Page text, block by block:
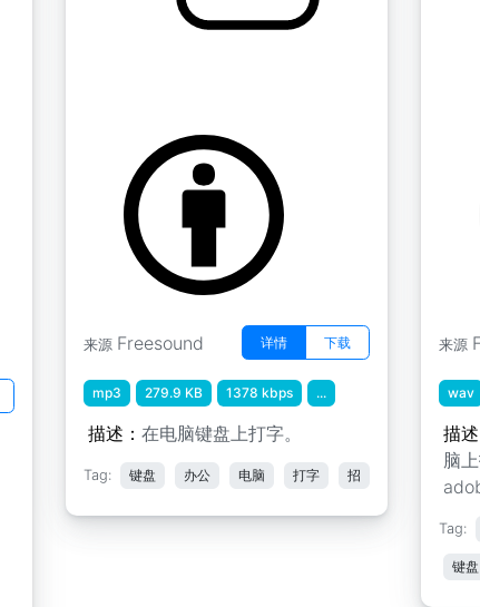
来源 Freesound 详情 下载
mp3 279.9 KB 1378 kbps ...
描述： 在电脑键盘上打字。
Tag: 键盘 办公 电脑 打字 招
来源
wav
描述
脑
Tag:
键盘